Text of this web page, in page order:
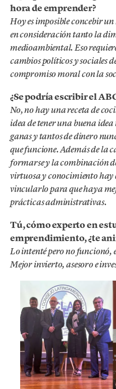
hora de emprender?
Hoy es imposible concebir un
en consideración tanto la
medioambiental. Eso
cambios políticos y sociales
compromiso moral con la
¿Se podría escribir el
No, no hay una receta de
idea de tener una buena
ganas y tantos de dinero
que funcione. Además de la
formarse y la combinación
virtuosa y conocimiento hay
vincularlo para que haya
prácticas administrativas.
Tú, cómo experto en
emprendimiento, ¿te
Lo intenté pero no funcionó,
Mejor invierto, asesoro e